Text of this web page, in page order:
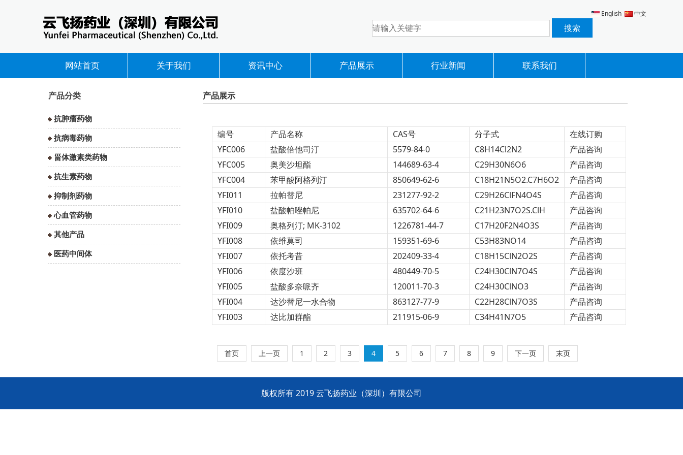
English 中文
网站首页 关于我们 资讯中心 产品展示 行业新闻 联系我们
产品分类
抗肿瘤药物
抗病毒药物
甾体激素类药物
抗生素药物
抑制剂药物
心血管药物
其他产品
医药中间体
产品展示
编号 产品名称 CAS号 分子式
在线订购
YFC006
盐酸倍他司汀 5579-84-0 C8H14Cl2N2
产品咨询
YFC005
奥美沙坦酯 144689-63-4 C29H30N6O6
产品咨询
YFC004
苯甲酸阿格列汀 850649-62-6 C18H21N5O2.C7H6O2
产品咨询
YFI011
拉帕替尼 231277-92-2 C29H26ClFN4O4S
产品咨询
YFI010
盐酸帕唑帕尼 635702-64-6 C21H23N7O2S.ClH
产品咨询
YFI009
奥格列汀; MK-3102 1226781-44-7 C17H20F2N4O3S
产品咨询
YFI008
依维莫司 159351-69-6 C53H83NO14
产品咨询
YFI007
依托考昔 202409-33-4 C18H15ClN2O2S
产品咨询
YFI006
依度沙班 480449-70-5 C24H30ClN7O4S
产品咨询
YFI005
盐酸多奈哌齐 120011-70-3 C24H30ClNO3
产品咨询
YFI004
达沙替尼一水合物 863127-77-9 C22H28ClN7O3S
产品咨询
YFI003
达比加群酯 211915-06-9 C34H41N7O5 产品咨询
首页 上一页 1 2 3 4 5 6 7 8 9 下一页 末页
版权所有 2019 云飞扬药业（深圳）有限公司